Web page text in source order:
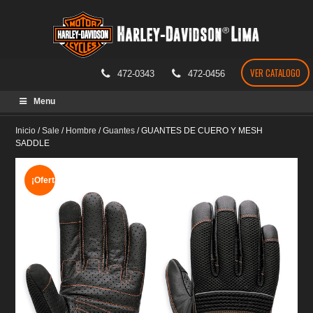
472-0343 472-0456 VER CATALOGO
Menu
Inicio /Sale / Hombre /Guantes /GUANTES DE CUERO Y MESH
SADDLE
¡Oferta!